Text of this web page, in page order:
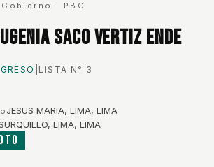
· PBG
Saco Vertiz Ende
LISTA N° 3
JESUS MARIA, LIMA, LIMA
LIMA, LIMA